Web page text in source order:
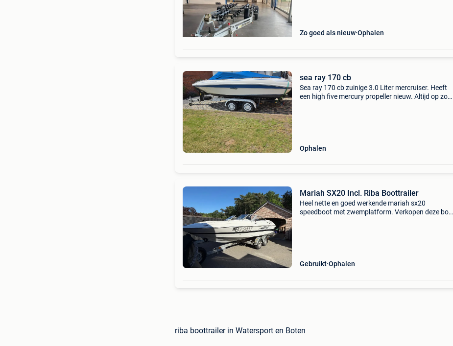
Zo goed als nieuw Ophalen
sea ray 170 cb
Sea ray 170 cb zuinige 3.0 Liter mercruiser. Heeft
een high five mercury propeller nieuw. Altijd op zoet
Ophalen
Mariah SX20 Incl. Riba Boottrailer
Heel nette en goed werkende mariah sx20
speedboot met zwemplatform. Verkopen deze boot
Gebruikt Ophalen
riba boottrailer in Watersport en Boten